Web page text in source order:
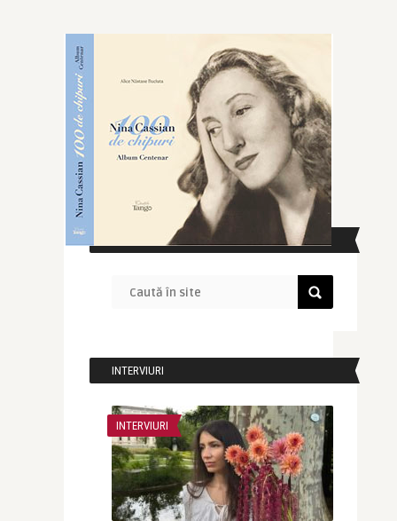
CAUTĂ ÎN SITE
INTERVIURI
INTERVIURI